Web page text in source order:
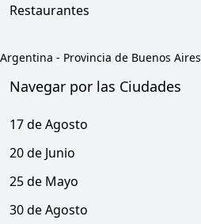
Restaurantes
Argentina - Provincia de Buenos Aires
Navegar por las Ciudades
17 de Agosto
20 de Junio
25 de Mayo
30 de Agosto